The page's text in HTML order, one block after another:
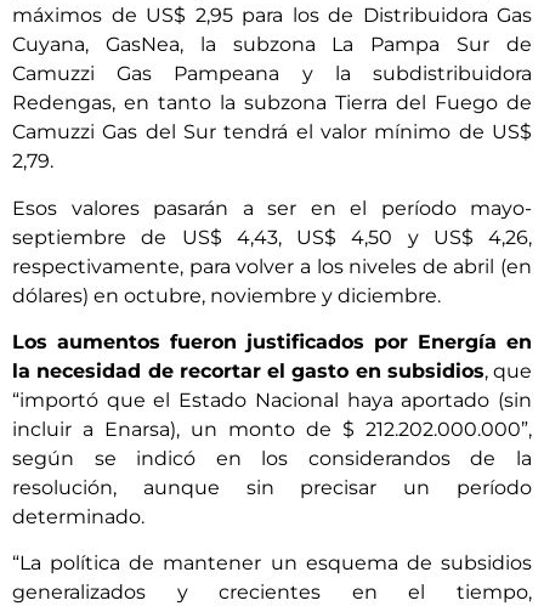
máximos de US$ 2,95 para los de Distribuidora Gas
Cuyana, GasNea, la subzona La Pampa Sur de
Camuzzi Gas Pampeana y la subdistribuidora
Redengas, en tanto la subzona Tierra del Fuego de
Camuzzi Gas del Sur tendrá el valor mínimo de US$
2,79.
Esos valores pasarán a ser en el período mayo-
septiembre de US$ 4,43, US$ 4,50 y US$ 4,26,
respectivamente, para volver a los niveles de abril (en
dólares) en octubre, noviembre y diciembre.
Los aumentos fueron justificados por Energía en
la necesidad de recortar el gasto en subsidios, que
“importó que el Estado Nacional haya aportado (sin
incluir a Enarsa), un monto de $ 212.202.000.000”,
según se indicó en los considerandos de la
resolución, aunque sin precisar un período
determinado.
“La política de mantener un esquema de subsidios
generalizados y crecientes en el tiempo,